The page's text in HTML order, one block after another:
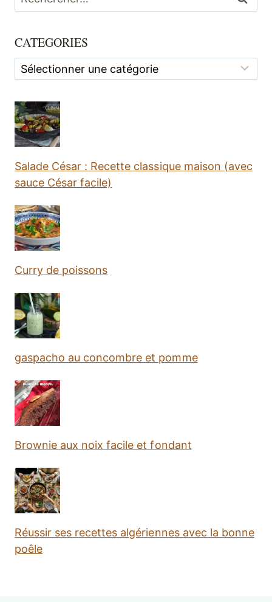
CATEGORIES
Categories
Salade César : Recette classique maison (avec
sauce César facile)
Curry de poissons
gaspacho au concombre et pomme
Brownie aux noix facile et fondant
Réussir ses recettes algériennes avec la bonne
poêle